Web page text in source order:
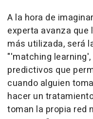
A la hora de
experta avanza que
más utilizada, será
"'matching
predictivos que
cuando alguien
hacer un
toman la propia red